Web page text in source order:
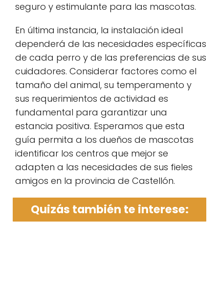
seguro y estimulante para las mascotas.
En última instancia, la instalación ideal
dependerá de las necesidades específicas
de cada perro y de las preferencias de sus
cuidadores. Considerar factores como el
tamaño del animal, su temperamento y
sus requerimientos de actividad es
fundamental para garantizar una
estancia positiva. Esperamos que esta
guía permita a los dueños de mascotas
identificar los centros que mejor se
adapten a las necesidades de sus fieles
amigos en la provincia de Castellón.
Quizás también te interese: